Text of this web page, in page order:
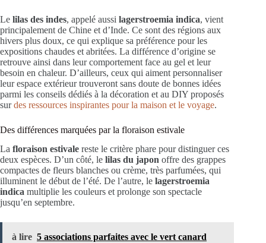
Le lilas des indes, appelé aussi lagerstroemia indica, vient
principalement de Chine et d’Inde. Ce sont des régions aux
hivers plus doux, ce qui explique sa préférence pour les
expositions chaudes et abritées. La différence d’origine se
retrouve ainsi dans leur comportement face au gel et leur
besoin en chaleur. D’ailleurs, ceux qui aiment personnaliser
leur espace extérieur trouveront sans doute de bonnes idées
parmi les conseils dédiés à la décoration et au DIY proposés
surdes ressources inspirantes pour la maison et le voyage.
Des différences marquées par la floraison estivale
La floraison estivale reste le critère phare pour distinguer ces
deux espèces. D’un côté, le lilas du japon offre des grappes
compactes de fleurs blanches ou crème, très parfumées, qui
illuminent le début de l’été. De l’autre, le lagerstroemia
indica multiplie les couleurs et prolonge son spectacle
jusqu’en septembre.
à lire 5 associations parfaites avec le vert canard